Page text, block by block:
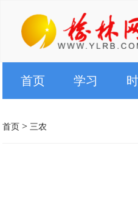
首页 学习
首页 > 三农